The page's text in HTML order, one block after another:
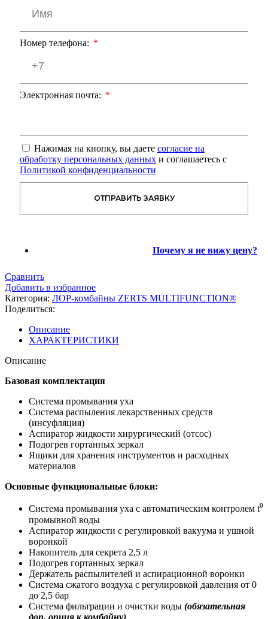
Номер телефона:
Электронная почта:
Нажимая на кнопку, вы даете согласие на
обработку персональных данных и соглашаетесь с
Политикой конфиденциальности
ОТПРАВИТЬ ЗАЯВКУ
Почему я не вижу цену?
Сравнить
Добавить в избранное
Категория: ЛОР-комбайны ZERTS MULTIFUNCTION®
Поделиться:
Описание
ХАРАКТЕРИСТИКИ
Описание
Базовая комплектация
Система промывания уха
Система распыления лекарственных средств
(инсуфляция)
Аспиратор жидкости хирургический (отсос)
Подогрев гортанных зеркал
Ящики для хранения инструментов и расходных
материалов
Основные функциональные блоки:
Система промывания уха с автоматическим контролем t⁰
промывной воды
Аспиратор жидкости с регулировкой вакуума и ушной
воронкой
Накопитель для секрета 2,5 л
Подогрев гортанных зеркал
Держатель распылителей и аспирационной воронки
Система сжатого воздуха с регулировкой давления от 0
до 2,5 бар
Система фильтрации и очистки воды (обязательная